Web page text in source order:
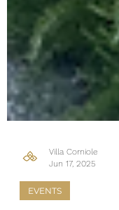
Villa Corniole
Jun 17, 2025